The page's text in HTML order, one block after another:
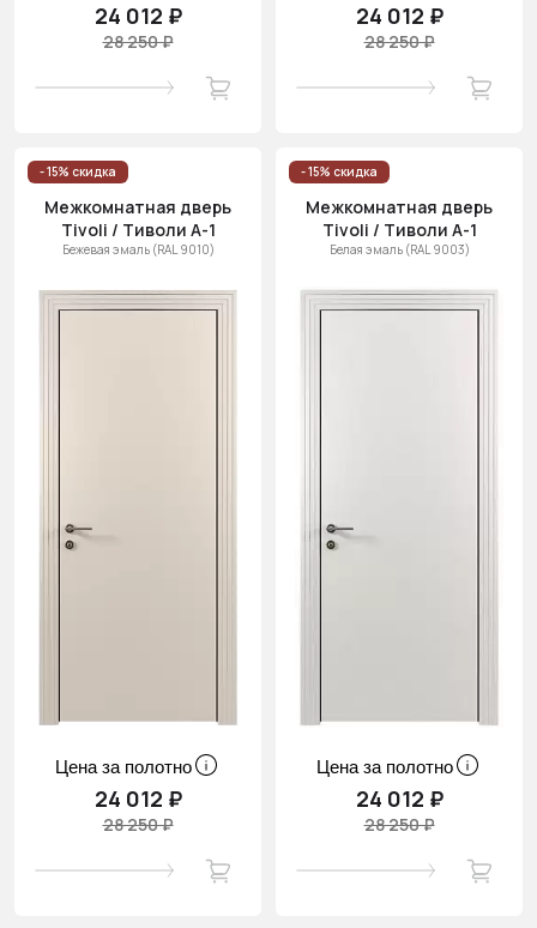
24 012 ₽
28 250 ₽
24 012 ₽
28 250 ₽
- 15% скидка
Межкомнатная дверь
Tivoli / Тиволи А-1
Бежевая эмаль (RAL 9010)
Цена за полотно
24 012 ₽
28 250 ₽
- 15% скидка
Межкомнатная дверь
Tivoli / Тиволи А-1
Белая эмаль (RAL 9003)
Цена за полотно
24 012 ₽
28 250 ₽